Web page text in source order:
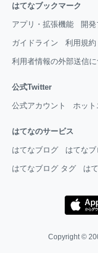
はてなブックマーク
アプリ・拡張機能 開
ガイドライン 利用規約
利用者情報の外部送信
公式Twitter
公式アカウント ホッ
はてなのサービス
はてなブログ はてな
はてなブログ タグ は
Copyright ©